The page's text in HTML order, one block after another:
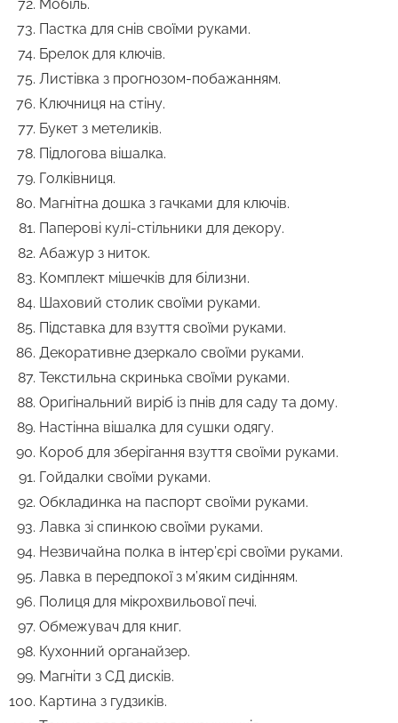
Мобіль.
Пастка для снів своїми руками.
Брелок для ключів.
Листівка з прогнозом-побажанням.
Ключниця на стіну.
Букет з метеликів.
Підлогова вішалка.
Голківниця.
Магнітна дошка з гачками для ключів.
Паперові кулі-стільники для декору.
Абажур з ниток.
Комплект мішечків для білизни.
Шаховий столик своїми руками.
Підставка для взуття своїми руками.
Декоративне дзеркало своїми руками.
Текстильна скринька своїми руками.
Оригінальний виріб із пнів для саду та дому.
Настінна вішалка для сушки одягу.
Короб для зберігання взуття своїми руками.
Гойдалки своїми руками.
Обкладинка на паспорт своїми руками.
Лавка зі спинкою своїми руками.
Незвичайна полка в інтер’єрі своїми руками.
Лавка в передпокої з м’яким сидінням.
Полиця для мікрохвильової печі.
Обмежувач для книг.
Кухонний органайзер.
Магніти з СД дисків.
Картина з гудзиків.